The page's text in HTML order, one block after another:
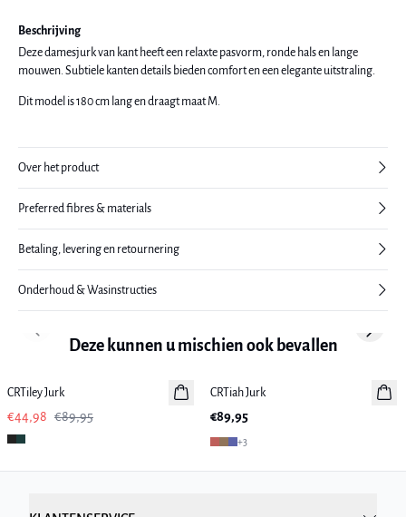
Beschrijving
Deze damesjurk van kant heeft een relaxte pasvorm, ronde hals en lange
mouwen. Subtiele kanten details bieden comfort en een elegante uitstraling.
Dit model is 180 cm lang en draagt maat M.
Over het product
Preferred fibres & materials
Betaling, levering en retournering
Onderhoud & Wasinstructies
Deze kunnen u mischien ook bevallen
CRTiley Jurk
€44,98 €89,95
Nieuws
CRTiah Jurk
€89,95
+3
Previous slide Next